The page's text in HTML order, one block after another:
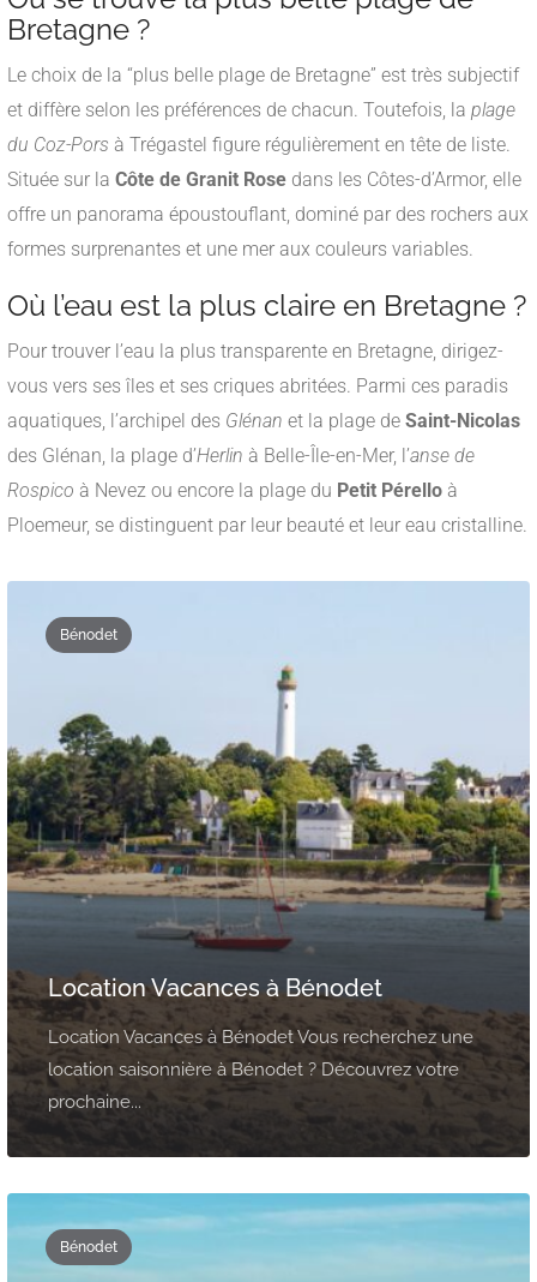
Bretagne ?
Le choix de la “plus belle plage de Bretagne” est très subjectif
et diffère selon les préférences de chacun. Toutefois, la plage
du Coz-Pors à Trégastel figure régulièrement en tête de liste.
Située sur la Côte de Granit Rose dans les Côtes-d’Armor, elle
offre un panorama époustouflant, dominé par des rochers aux
formes surprenantes et une mer aux couleurs variables.
Où l’eau est la plus claire en Bretagne ?
Pour trouver l’eau la plus transparente en Bretagne, dirigez-
vous vers ses îles et ses criques abritées. Parmi ces paradis
aquatiques, l’archipel des Glénan et la plage de Saint-Nicolas
des Glénan, la plage d’Herlin à Belle-Île-en-Mer, l’anse de
Rospico à Nevez ou encore la plage du Petit Pérello à
Ploemeur, se distinguent par leur beauté et leur eau cristalline.
Bénodet
Location Vacances à Bénodet
Location Vacances à Bénodet Vous recherchez une
location saisonnière à Bénodet ? Découvrez votre
prochaine...
Bénodet